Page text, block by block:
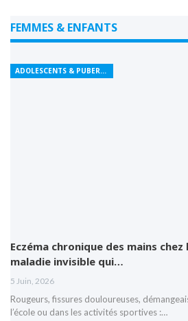
FEMMES & ENFANTS
ADOLESCENTS & PUBERTÉ
Eczéma chronique des mains
maladie invisible qui…
5 Juin, 2026
Rougeurs, fissures douloureuses,
l’école ou dans les activités sportives :…